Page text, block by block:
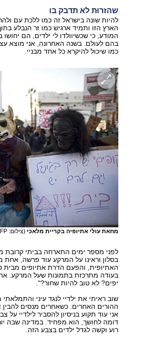
שהזרוּת לא תדבק בו
להיות שונה בישראל זה כמו ללכת עם
הארץ הזו ותמיד ארגיש כמו זר הנבלע
המודע, כי שכשיוולדו לי ילדים, הם
בהם לעולם. בשנה האחרונה, אני מוצא
כמו שיכול להיקרא כל אחד מבניי.
מחאת עולי אתיופיה בקריית מלאכי (צילום: AFP)
בסלון וראינו על המרקע עוד פרשה, אחת
האתיופית, והפעם הדרת אתיופים מבית
בעודה מתרכזת בתמונות שעל המרקע.
יפים? לא טוב להיות שחור?".
שוב ראיתי את ילדיי לנגד עיני
ההורים האחרים. כשאחרים מנסים להבין
אני עוד תקוע בניסיון להסביר לילדיי
דומה לחושך, הוא מפחיד. במדינה שבה
רוע וקשה לגדל ילדים בצבע הזה.